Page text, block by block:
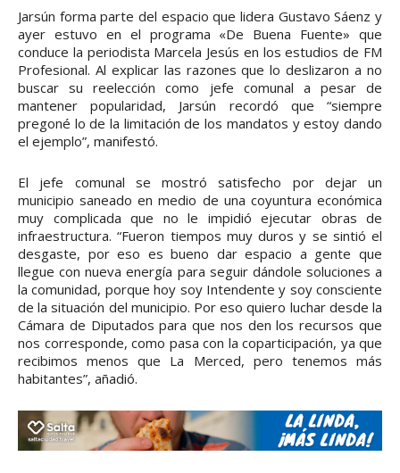
Jarsún forma parte del espacio que lidera Gustavo Sáenz y
ayer estuvo en el programa «De Buena Fuente» que
conduce la periodista Marcela Jesús en los estudios de FM
Profesional. Al explicar las razones que lo deslizaron a no
buscar su reelección como jefe comunal a pesar de
mantener popularidad, Jarsún recordó que “siempre
pregoné lo de la limitación de los mandatos y estoy dando
el ejemplo”, manifestó.
El jefe comunal se mostró satisfecho por dejar un
municipio saneado en medio de una coyuntura económica
muy complicada que no le impidió ejecutar obras de
infraestructura. “Fueron tiempos muy duros y se sintió el
desgaste, por eso es bueno dar espacio a gente que
llegue con nueva energía para seguir dándole soluciones a
la comunidad, porque hoy soy Intendente y soy consciente
de la situación del municipio. Por eso quiero luchar desde la
Cámara de Diputados para que nos den los recursos que
nos corresponde, como pasa con la coparticipación, ya que
recibimos menos que La Merced, pero tenemos más
habitantes”, añadió.